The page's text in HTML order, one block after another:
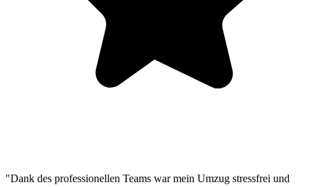
"Dank des professionellen Teams war mein Umzug stressfrei und